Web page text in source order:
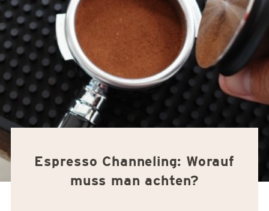
Espresso Channeling: Worauf
muss man achten?